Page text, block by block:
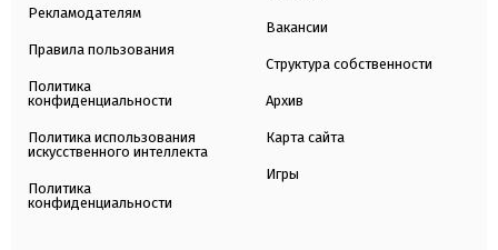
Рекламодателям
Правила пользования
Политика
конфиденциальности
Политика использования
искусственного интеллекта
Политика
конфиденциальности
Вакансии
Структура собственности
Архив
Карта сайта
Игры